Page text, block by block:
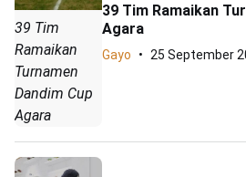
39 Tim
Ramaikan
Turnamen
Dandim Cup
Agara
39 Tim Ramaikan
Agara
Gayo 25 September